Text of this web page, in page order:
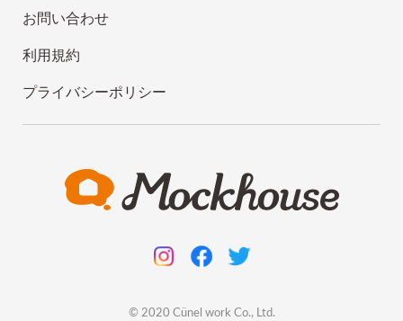
お問い合わせ
利用規約
プライバシーポリシー
© 2020 Cünel work Co., Ltd.